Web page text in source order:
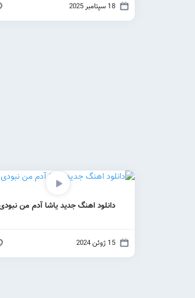
18 سپتامبر 2025
دانلود اهنگ جدید یاشا آدم من
15 ژوئن 2024